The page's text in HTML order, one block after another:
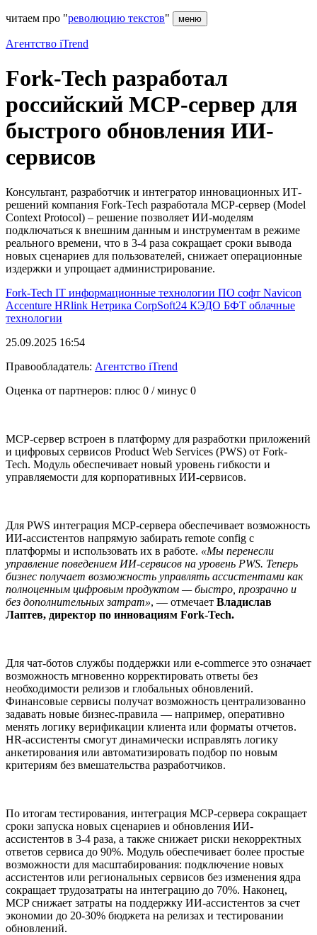
читаем про "революцию текстов" меню
Агентство iTrend
Fork-Tech разработал
российский MCP-сервер для
быстрого обновления ИИ-
сервисов
Консультант, разработчик и интегратор инновационных ИТ-
решений компания Fork-Tech разработала MCP-сервер (Model
Context Protocol) – решение позволяет ИИ-моделям
подключаться к внешним данным и инструментам в режиме
реального времени, что в 3-4 раза сокращает сроки вывода
новых сценариев для пользователей, снижает операционные
издержки и упрощает администрирование.
Fork-Tech IT информационные технологии ПО софт Navicon
Accenture HRlink Нетрика CorpSoft24 КЭДО БФТ облачные
технологии
25.09.2025 16:54
Правообладатель: Агентство iTrend
Оценка от партнеров: плюс 0 / минус 0
MCP-сервер встроен в платформу для разработки приложений
и цифровых сервисов Product Web Services (PWS) от Fork-
Tech. Модуль обеспечивает новый уровень гибкости и
управляемости для корпоративных ИИ-сервисов.
Для PWS интеграция MCP-сервера обеспечивает возможность
ИИ-ассистентов напрямую забирать remote config с
платформы и использовать их в работе. «Мы перенесли
управление поведением ИИ-сервисов на уровень PWS. Теперь
бизнес получает возможность управлять ассистентами как
полноценным цифровым продуктом — быстро, прозрачно и
без дополнительных затрат», — отмечает Владислав
Лаптев, директор по инновациям Fork-Tech.
Для чат-ботов службы поддержки или e-commerce это означает
возможность мгновенно корректировать ответы без
необходимости релизов и глобальных обновлений.
Финансовые сервисы получат возможность централизованно
задавать новые бизнес-правила — например, оперативно
менять логику верификации клиента или форматы отчетов.
HR-ассистенты смогут динамически исправлять логику
анкетирования или автоматизировать подбор по новым
критериям без вмешательства разработчиков.
По итогам тестирования, интеграция MCP-сервера сокращает
сроки запуска новых сценариев и обновления ИИ-
ассистентов в 3-4 раза, а также снижает риски некорректных
ответов сервиса до 90%. Модуль обеспечивает более простые
возможности для масштабирования: подключение новых
ассистентов или региональных сервисов без изменения ядра
сокращает трудозатраты на интеграцию до 70%. Наконец,
MCP снижает затраты на поддержку ИИ-ассистентов за счет
экономии до 20-30% бюджета на релизах и тестировании
обновлений.